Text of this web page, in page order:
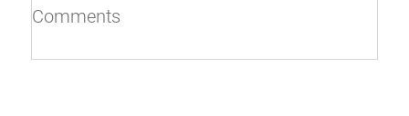
Comments